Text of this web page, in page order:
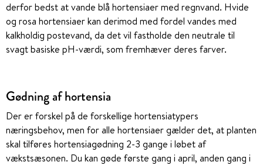
derfor bedst at vande blå hortensiaer med regnvand. Hvide
og rosa hortensiaer kan derimod med fordel vandes med
kalkholdig postevand, da det vil fastholde den neutrale til
svagt basiske pH-værdi, som fremhæver deres farver.
Gødning af hortensia
Der er forskel på de forskellige hortensiatypers
næringsbehov, men for alle hortensiaer gælder det, at planten
skal tilføres hortensiagødning 2-3 gange i løbet af
vækstsæsonen. Du kan gøde første gang i april, anden gang i